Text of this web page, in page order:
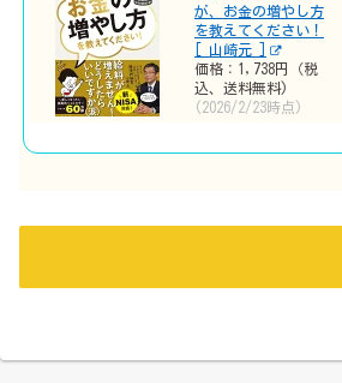
が、お金の増やし方
を教えてください！
[ 山崎元 ]
価格：1,738円（税
込、送料無料)
(2026/2/23時点)